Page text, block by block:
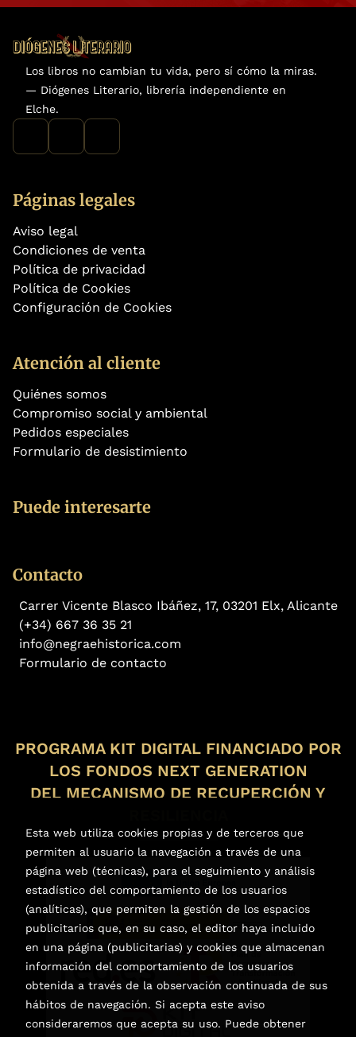
Los libros no cambian tu vida, pero sí cómo la miras.
— Diógenes Literario, librería independiente en
Elche.
Páginas legales
Aviso legal
Condiciones de venta
Política de privacidad
Política de Cookies
Configuración de Cookies
Atención al cliente
Quiénes somos
Compromiso social y ambiental
Pedidos especiales
Formulario de desistimiento
Puede interesarte
Contacto
Carrer Vicente Blasco Ibáñez, 17, 03201 Elx, Alicante
(+34) 667 36 35 21
info@negraehistorica.com
Formulario de contacto
PROGRAMA KIT DIGITAL FINANCIADO POR
LOS FONDOS NEXT GENERATION
DEL MECANISMO DE RECUPERCIÓN Y
Esta web utiliza cookies propias y de terceros que
permiten al usuario la navegación a través de una
página web (técnicas), para el seguimiento y análisis
estadístico del comportamiento de los usuarios
(analíticas), que permiten la gestión de los espacios
publicitarios que, en su caso, el editor haya incluido
en una página (publicitarias) y cookies que almacenan
información del comportamiento de los usuarios
obtenida a través de la observación continuada de sus
hábitos de navegación. Si acepta este aviso
consideraremos que acepta su uso. Puede obtener